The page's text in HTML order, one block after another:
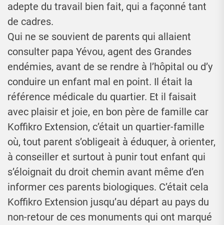
adepte du travail bien fait, qui a façonné tant
de cadres.
Qui ne se souvient de parents qui allaient
consulter papa Yévou, agent des Grandes
endémies, avant de se rendre à l’hôpital ou d’y
conduire un enfant mal en point. Il était la
référence médicale du quartier. Et il faisait
avec plaisir et joie, en bon père de famille car
Koffikro Extension, c’était un quartier-famille
où, tout parent s’obligeait à éduquer, à orienter,
à conseiller et surtout à punir tout enfant qui
s’éloignait du droit chemin avant même d’en
informer ces parents biologiques. C’était cela
Koffikro Extension jusqu’au départ au pays du
non-retour de ces monuments qui ont marqué